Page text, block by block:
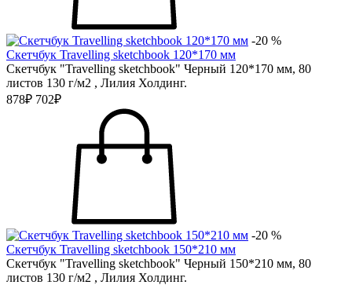
-20 %
Скетчбук Travelling sketchbook 120*170 мм
Скетчбук "Travelling sketchbook" Черный 120*170 мм, 80
листов 130 г/м2 , Лилия Холдинг.
878₽ 702₽
-20 %
Скетчбук Travelling sketchbook 150*210 мм
Скетчбук "Travelling sketchbook" Черный 150*210 мм, 80
листов 130 г/м2 , Лилия Холдинг.